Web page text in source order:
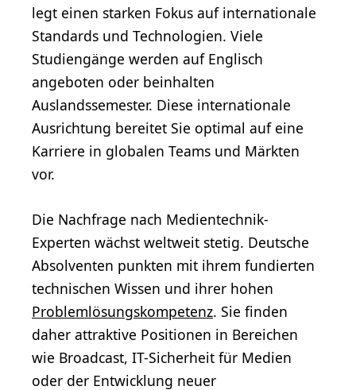
legt einen starken Fokus auf internationale
Standards und Technologien. Viele
Studiengänge werden auf Englisch
angeboten oder beinhalten
Auslandssemester. Diese internationale
Ausrichtung bereitet Sie optimal auf eine
Karriere in globalen Teams und Märkten
vor.
Die Nachfrage nach Medientechnik-
Experten wächst weltweit stetig. Deutsche
Absolventen punkten mit ihrem fundierten
technischen Wissen und ihrer hohen
Problemlösungskompetenz. Sie finden
daher attraktive Positionen in Bereichen
wie Broadcast, IT-Sicherheit für Medien
oder der Entwicklung neuer